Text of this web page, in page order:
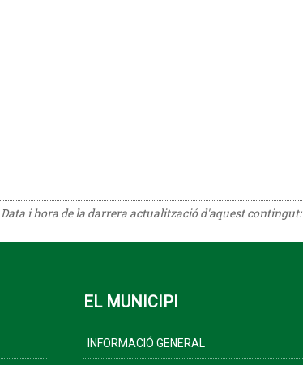
Data i hora de la darrera actualització d'aquest contingut:
EL MUNICIPI
INFORMACIÓ GENERAL